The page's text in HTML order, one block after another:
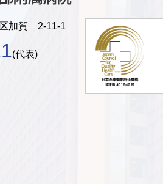
加賀 2-11-1
(代表)